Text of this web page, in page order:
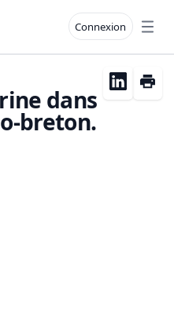
Connexion
dans
breton.